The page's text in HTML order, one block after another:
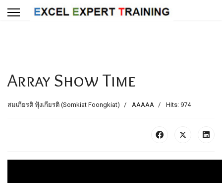
Array Show Time
สมเกียรติ ฟุ้งเกียรติ (Somkiat Foongkiat) AAAAA Hits: 974